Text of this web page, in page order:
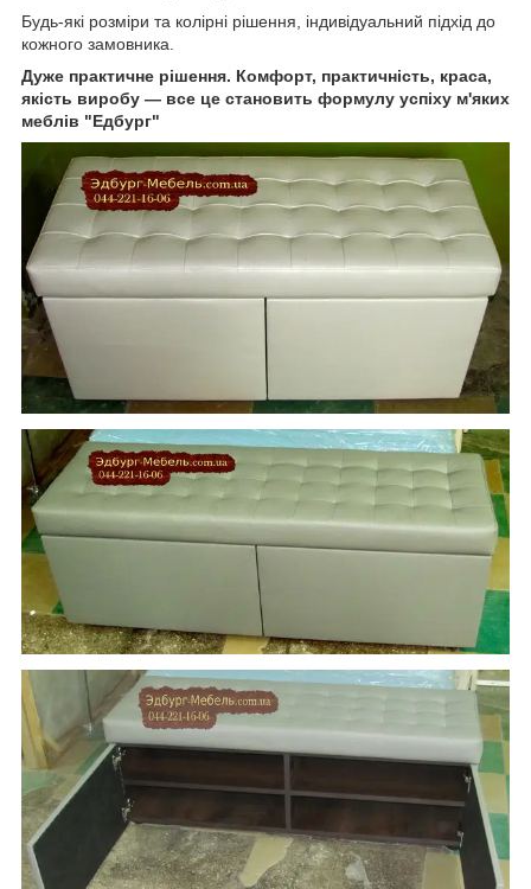
Будь-які розміри та колірні рішення, індивідуальний підхід до
кожного замовника.
Дуже практичне рішення. Комфорт, практичність, краса,
якість виробу — все це становить формулу успіху м'яких
меблів "Едбург"